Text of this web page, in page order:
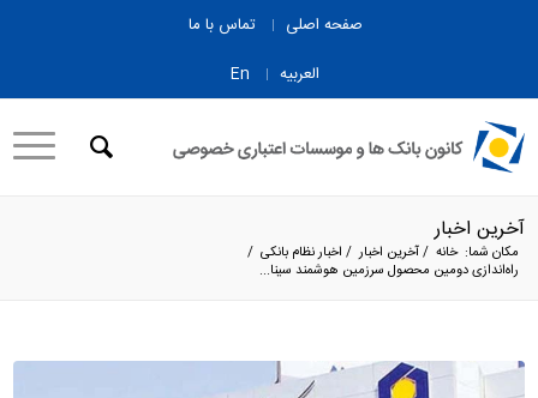
صفحه اصلی
تماس با ما
العربیه
En
آخرین اخبار
مکان شما: خانه /آخرین اخبار / اخبار نظام بانکی /
راه‌اندازی دومین محصول سرزمین هوشمند سینا...